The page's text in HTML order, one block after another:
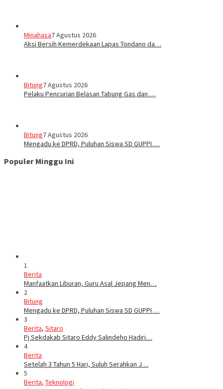
Minahasa7 Agustus 2026
Aksi Bersih Kemerdekaan Lapas Tondano da…
Bitung7 Agustus 2026
Pelaku Pencurian Belasan Tabung Gas dan …
Bitung7 Agustus 2026
Mengadu ke DPRD, Puluhan Siswa SD GUPPI …
Populer Minggu Ini
1
Berita
Manfaatkan Liburan, Guru Asal Jepang Men…
2
Bitung
Mengadu ke DPRD, Puluhan Siswa SD GUPPI …
3
Berita, Sitaro
Pj Sekdakab Sitaro Eddy Salindeho Hadiri…
4
Berita
Setelah 3 Tahun 5 Hari, Suluh Serahkan J…
5
Berita, Teknologi